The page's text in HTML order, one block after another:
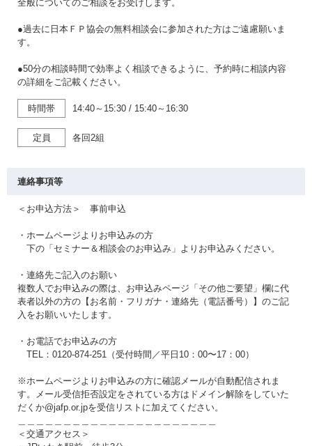
全般についてのご相談をお受けします。
●過去に日本ＦＰ協会の無料相談会に参加された方はご遠慮願いま
す。
●50分の相談時間で効率よく相談できるように、予約時に相談内容
の詳細をご記載ください。
時間帯 14:40～15:30 / 15:40～16:30
定員 各回2組
連絡事項等
＜お申込方法＞ 事前申込
・ホームページよりお申込みの方
下の「セミナー＆相談会のお申込み」よりお申込みください。
・連絡先ご記入のお願い
複数人でお申込みの際は、お申込みページ「その他ご要望」欄に代
表者以外の方の【お名前・フリガナ・連絡先（電話番号）】のご記
入をお願いいたします。
・お電話でお申込みの方
TEL：0120-874-251（受付時間／平日10：00〜17：00）
※ホームページよりお申込みの方に確認メールが自動配信されま
す。メール受信拒否設定をされている方はドメイン解除をしていた
だくか@jafp.or.jpを受信リストに加えてください。
＜交通アクセス＞